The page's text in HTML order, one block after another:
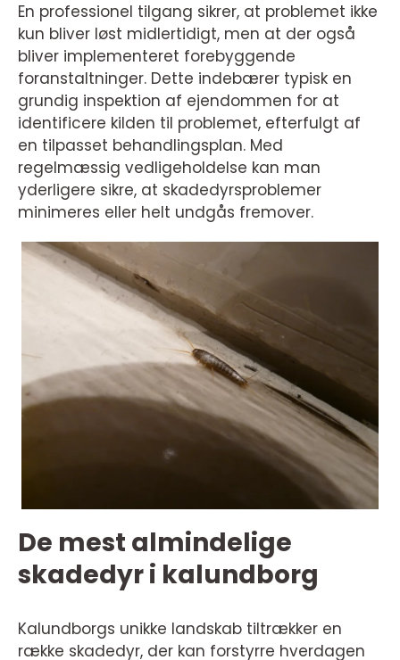
En professionel tilgang sikrer, at problemet ikke
kun bliver løst midlertidigt, men at der også
bliver implementeret forebyggende
foranstaltninger. Dette indebærer typisk en
grundig inspektion af ejendommen for at
identificere kilden til problemet, efterfulgt af
en tilpasset behandlingsplan. Med
regelmæssig vedligeholdelse kan man
yderligere sikre, at skadedyrsproblemer
minimeres eller helt undgås fremover.
De mest almindelige
skadedyr i kalundborg
Kalundborgs unikke landskab tiltrækker en
række skadedyr, der kan forstyrre hverdagen